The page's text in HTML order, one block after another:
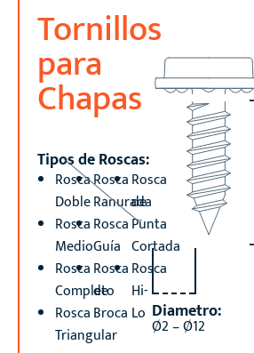
Tornillos
para
Chapas
Tipos de Roscas:
Rosca
Doble
Rosca
Medio
Rosca
Completo
Rosca
Triangular
Rosca
Ranurada
Rosca
Guía
Rosca
de
Broca
Rosca
de
Punta
Cortada
Rosca
Hi-
Lo Diametro:
Ø2 – Ø12